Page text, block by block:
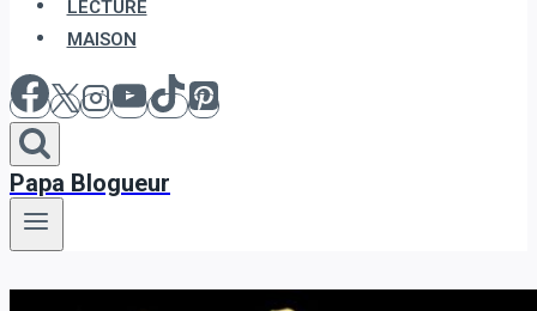
LECTURE
MAISON
Papa Blogueur